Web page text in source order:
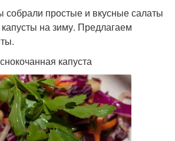
собрали простые и вкусные салаты
на зиму. Предлагаем
капуста